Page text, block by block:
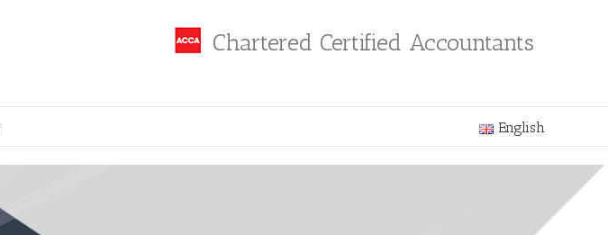
Chartered Certified Accountants
English